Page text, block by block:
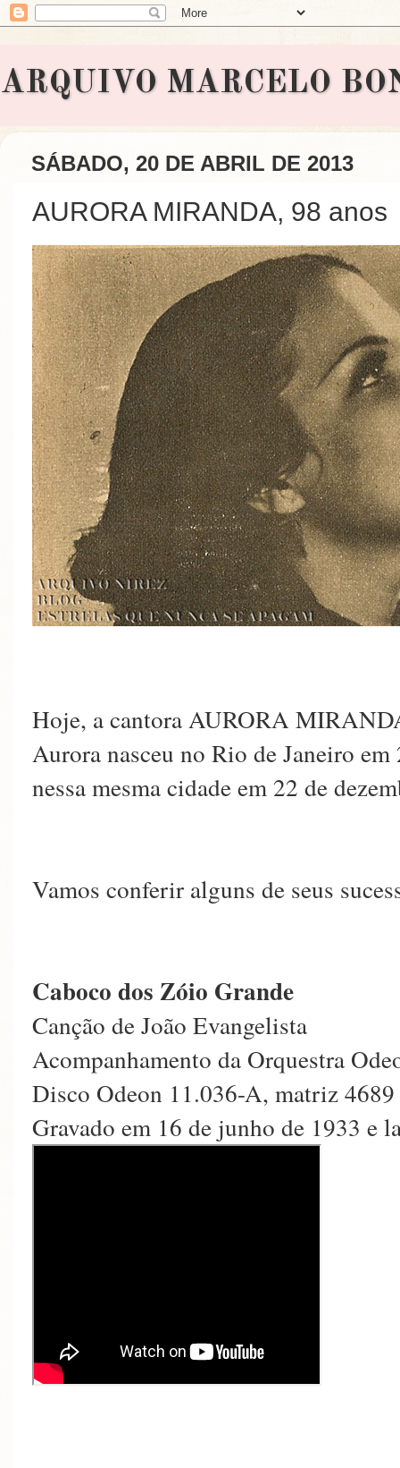
ARQUIVO MARCELO
SÁBADO, 20 DE ABRIL DE 2013
AURORA MIRANDA, 98 anos
Hoje, a cantora AURORA
Aurora nasceu no Rio de Janeiro
nessa mesma cidade em 22 de
Vamos conferir alguns de seus
Caboco dos Zóio Grande
Canção de João Evangelista
Acompanhamento da Orquestra
Disco Odeon 11.036-A, matriz 4689
Gravado em 16 de junho de 1933 e